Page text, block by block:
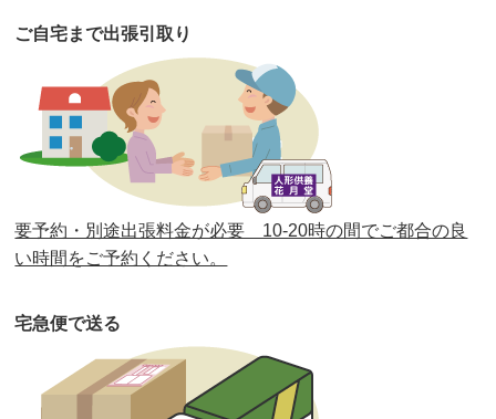
第39回人形供養祭令和2年10月22日(木)
第38回人形供養祭 令和2年8月26日(水)
第37回人形供養祭 令和2年6月8日(月)
第36回人形供養祭 令和2年4月16日(木)
第35回人形供養祭令和2年2月13日(木)
第33回人形供養祭
第32回人形供養祭 令和元年6月12日(水)
ご自宅まで出張引取り
要予約・別途出張料金が必要 10-20時の間でご都合の良
い時間をご予約ください。
宅急便で送る